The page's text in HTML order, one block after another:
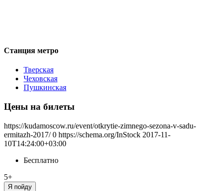
Станция метро
Тверская
Чеховская
Пушкинская
Цены на билеты
https://kudamoscow.ru/event/otkrytie-zimnego-sezona-v-sadu-
ermitazh-2017/ 0 https://schema.org/InStock 2017-11-
10T14:24:00+03:00
Бесплатно
5+
Я пойду